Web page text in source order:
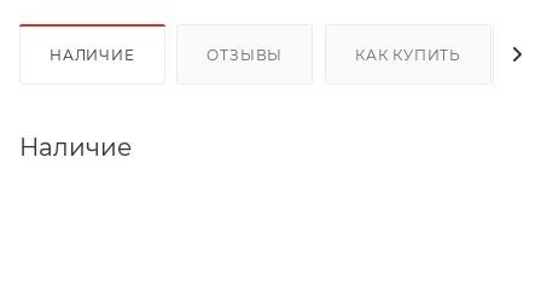
НАЛИЧИЕ ОТЗЫВЫ КАК КУПИТЬ
Наличие